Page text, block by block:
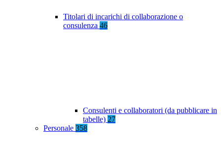
Titolari di incarichi di collaborazione o
consulenza 46
Consulenti e collaboratori (da pubblicare in
tabelle) 27
Personale 358